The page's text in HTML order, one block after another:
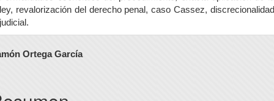
ley, revalorización del derecho penal, caso Cassez, discrecionalidad
judicial.
Ortega García